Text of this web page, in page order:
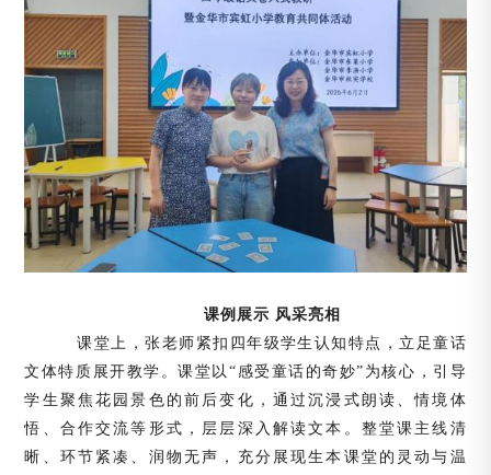
课例展示 风采亮相
课堂上，张老师紧扣四年级学生认知特点，立足童话
文体特质展开教学。课堂以 “感受童话的奇妙”为核心，引导
学生聚焦花园景色的前后变化，通过沉浸式朗读、情境体
悟、合作交流等形式，层层深入解读文本。整堂课主线清
晰、环节紧凑、润物无声，充分展现生本课堂的灵动与温